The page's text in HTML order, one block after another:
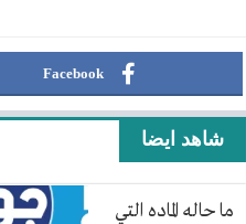
Facebook
شاهد ايضا
ما حاله الماده التي